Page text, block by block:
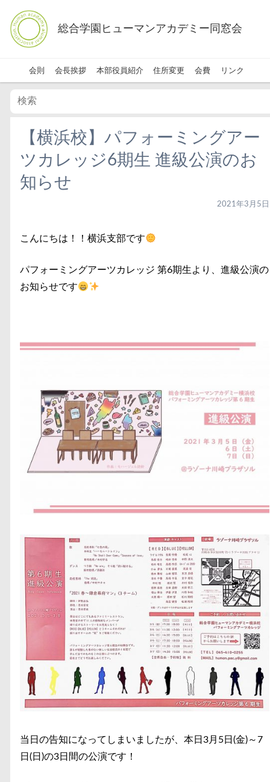
総合学園ヒューマンアカデミー同窓会
会則 会長挨拶 本部役員紹介 住所変更 会費 リンク
【横浜校】パフォーミングアー
ツカレッジ6期生 進級公演のお
知らせ
2021年3月5日
こんにちは！！横浜支部です
パフォーミングアーツカレッジ 第6期生より、進級公演の
お知らせです
当日の告知になってしまいましたが、本日3月5日(金)～7
日(日)の3日間の公演です！